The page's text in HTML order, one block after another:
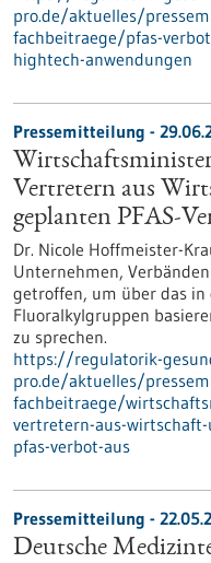
pro.de/aktuelles/
fachbeitraege/pfas-
hightech-anwendungen
Pressemitteilung -
Vertretern aus
geplanten PFAS-
Dr. Nicole Hoffmeister-
Unternehmen,
getroffen, um über das
Fluoralkylgruppen
zu sprechen.
https://regulatorik-
pro.de/aktuelles/
fachbeitraege/
vertretern-aus-
pfas-verbot-aus
Pressemitteilung -
Deutsche